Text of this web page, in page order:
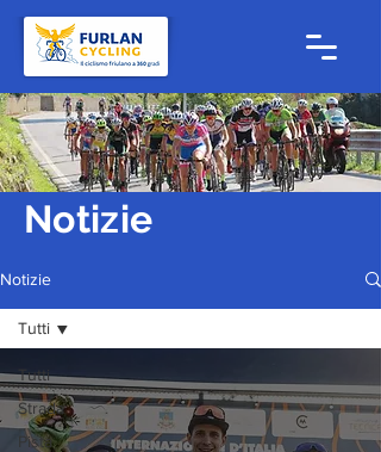
Notizie
Notizie
Tutti
Strada
Pista
Tutti